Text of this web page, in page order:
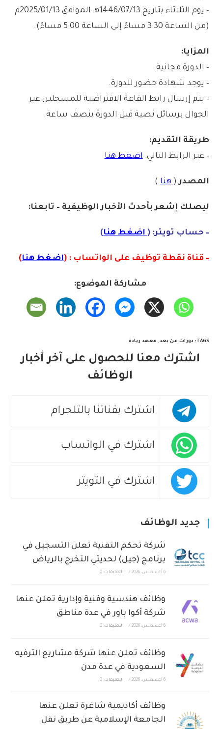
– يوم الثلاثاء بتاريخ 1446/07/13هـ الموافق 2025/01/13م
(من الساعة 3:30 مساءً إلى الساعة 5:00 مساءً).
المزايا:
– الدورة مجانية.
– يوجد شهادة حضور للدورة.
– يتم إرسال رابط القاعة الافتراضية للمسجلين عبر
الجوال برسائل نصية قبل الدورة بنصف ساعة.
طريقة التقديم:
– عبر الرابط التالي: اضغط هنا
المصدر( هنا )
ليصلك إشعربأحدث الأخبار الوظيفية – تابعنا:
– حساب تويتر: ( اضغط هنا)
– قناة نقطة توظيف على الواتساب : (اضغط هنا)
مشاركة الموضوع:
TAGS
: دورات عن بعد, معهد ريادة
اشترك معنا للحصول على آخر أخبار
الوظائف
اشترك بقناتنا بالتلجرام
اشترك في الواتساب
اشترك في التويتر
جديد الوظائف
شركة تحكم التقنية تعلن التسجيل في
برنامج (جيل) لحديثي التخرج بالرياض
6 أغسطس، 2026 / التعليقات: 0
وظائف هندسية وفنية وإدارية تعلن عنها
شركة أكوا باور في عدة مناطق
6 أغسطس، 2026 / التعليقات: 0
وظائف تعلن عنها شركة مشاريع الترفيه
السعودية في عدة مدن
6 أغسطس، 2026 / التعليقات: 0
وظائف أكاديمية شاغرة تعلن عنها
الجامعة الإسلامية عن طريق نقل